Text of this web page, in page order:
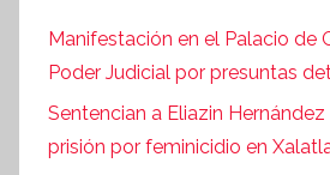
Manifestación en el Palacio de
Poder Judicial por presuntas
Sentencian a Eliazin
prisión por feminicidio en